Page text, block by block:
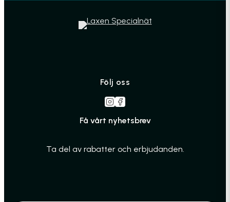
Följ oss
Få vårt nyhetsbrev
Ta del av rabatter och erbjudanden.